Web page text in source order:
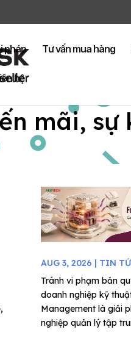
pháp Tư vấn mua hàng
hệ
mãi, sự
AUG 3, 2026 | TIN
Tránh vi phạm bản
doanh nghiệp kỹ
Management là giải
nghiệp quản lý tập